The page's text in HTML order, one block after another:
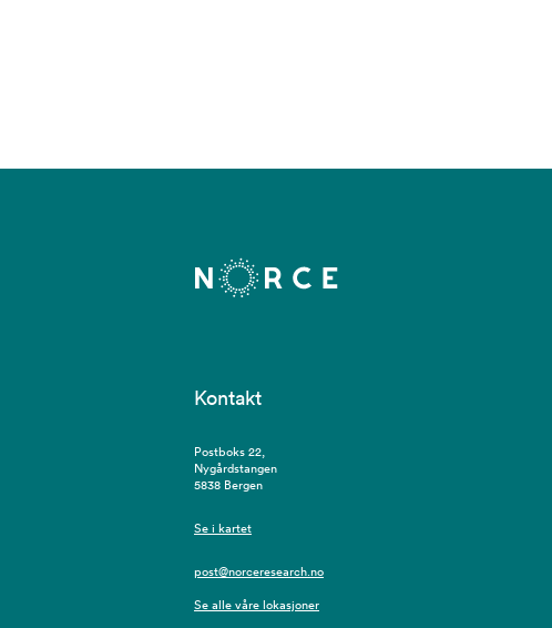
Kontakt
Postboks 22,
Nygårdstangen
5838 Bergen
Se i kartet
post@norceresearch.no
Se alle våre lokasjoner